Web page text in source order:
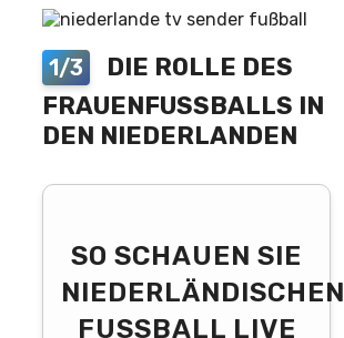
1/3
DIE ROLLE DES
FRAUENFUSSBALLS IN D
EN NIEDERLANDEN
SO SCHAUEN SIE
NIEDERLÄNDISCHEN
FUSSBALL LIVE I